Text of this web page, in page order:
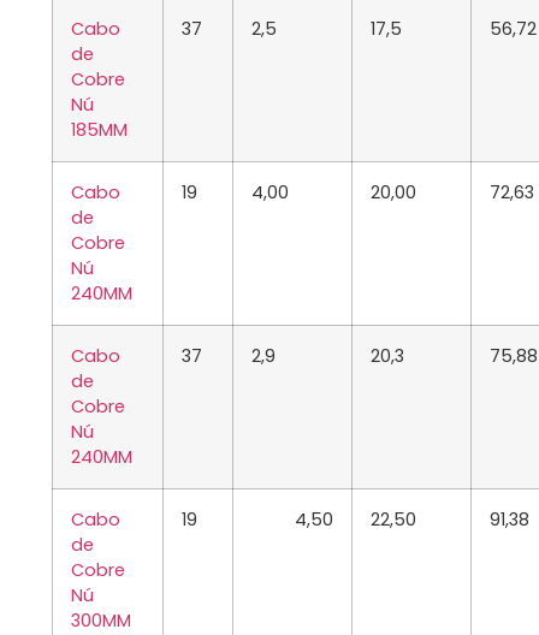
Cabo
de
Cobre
Nú
185MM
37 2,5 17,5 56,72
Cabo
de
Cobre
Nú
240MM
19 4,00 20,00 72,63
Cabo
de
Cobre
Nú
240MM
37 2,9 20,3 75,88
Cabo
de
Cobre
Nú
300MM
19 4,50 22,50 91,38